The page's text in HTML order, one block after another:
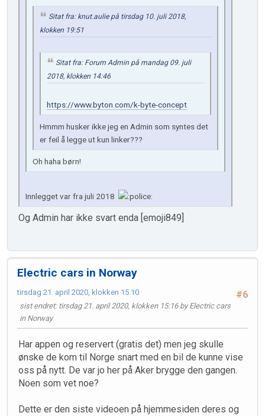
Sitat fra: knut.aulie på tirsdag 10. juli 2018,
klokken 19:51
Sitat fra: Forum Admin på mandag 09. juli
2018, klokken 14:46
https://www.byton.com/k-byte-concept
Hmmm husker ikke jeg en Admin som syntes det
er feil å legge ut kun linker???
Oh haha børn!
Innlegget var fra juli 2018
Og Admin har ikke svart enda [emoji849]
Electric cars in Norway
#6
tirsdag 21. april 2020, klokken 15:10
sist endret: tirsdag 21. april 2020, klokken 15:16 by Electric cars
in Norway
Har appen og reservert (gratis det) men jeg skulle
ønske de kom til Norge snart med en bil de kunne vise
oss på nytt. De var jo her på Aker brygge den gangen.
Noen som vet noe?
Dette er den siste videoen på hjemmesiden deres og